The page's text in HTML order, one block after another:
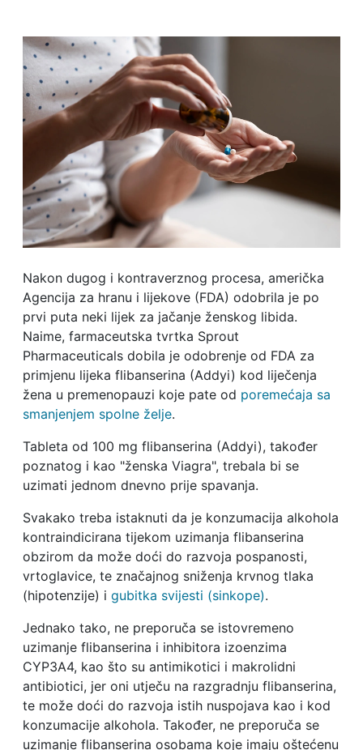
Nakon dugog i kontraverznog procesa, američka
Agencija za hranu i lijekove (FDA) odobrila je po
prvi puta neki lijek za jačanje ženskog libida.
Naime, farmaceutska tvrtka Sprout
Pharmaceuticals dobila je odobrenje od FDA za
primjenu lijeka flibanserina (Addyi) kod liječenja
žena u premenopauzi koje pate od poremećaja sa
smanjenjem spolne želje.
Tableta od 100 mg flibanserina (Addyi), također
poznatog i kao "ženska Viagra", trebala bi se
uzimati jednom dnevno prije spavanja.
Svakako treba istaknuti da je konzumacija alkohola
kontraindicirana tijekom uzimanja flibanserina
obzirom da može doći do razvoja pospanosti,
vrtoglavice, te značajnog sniženja krvnog tlaka
(hipotenzije) i gubitka svijesti (sinkope).
Jednako tako, ne preporuča se istovremeno
uzimanje flibanserina i inhibitora izoenzima
CYP3A4, kao što su antimikotici i makrolidni
antibiotici, jer oni utječu na razgradnju flibanserina,
te može doći do razvoja istih nuspojava kao i kod
konzumacije alkohola. Također, ne preporuča se
uzimanje flibanserina osobama koje imaju oštećenu